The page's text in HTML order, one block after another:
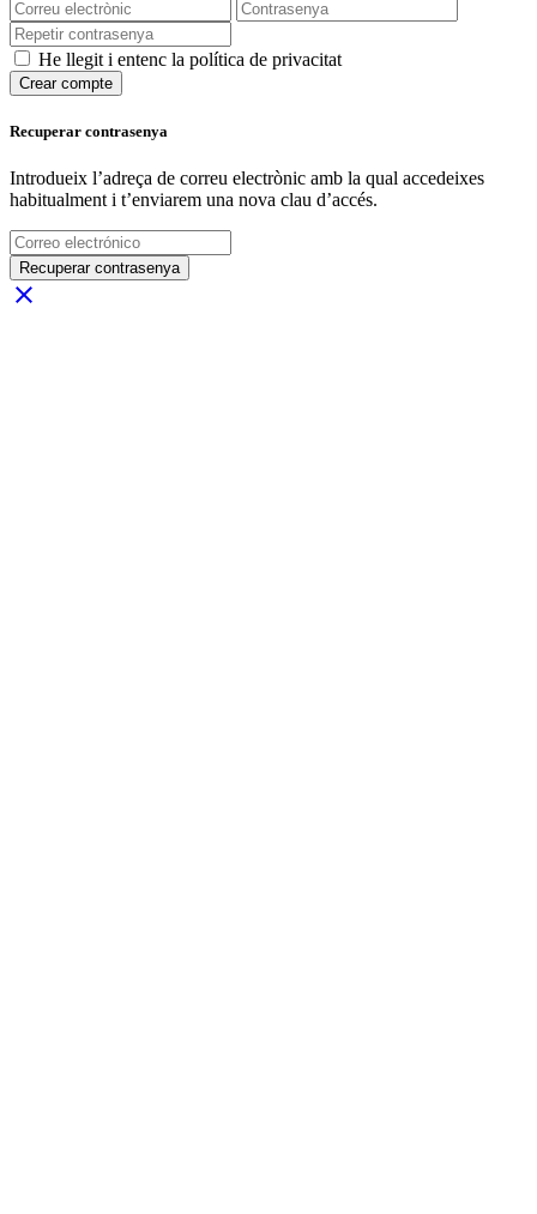
He llegit i entenc la política de privacitat
Crear compte
Recuperar contrasenya
Introdueix l’adreça de correu electrònic amb la qual accedeixes
habitualment i t’enviarem una nova clau d’accés.
Recuperar contrasenya
close